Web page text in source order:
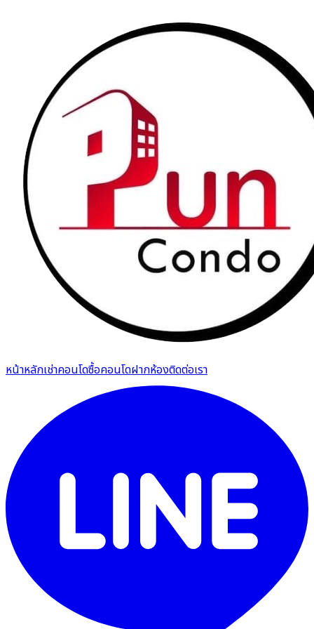
หน้าหลักเช่าคอนโดซื้อคอนโดฝากห้องติดต่อเรา